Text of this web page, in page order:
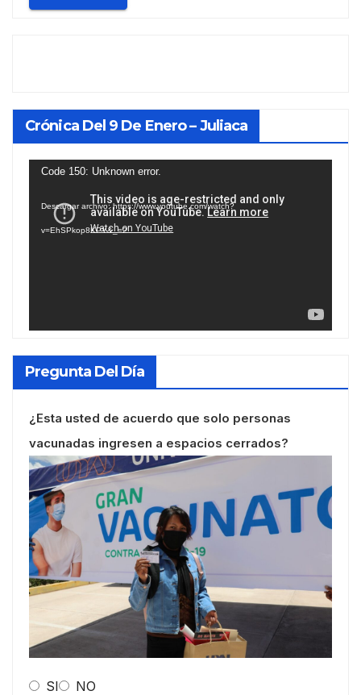
Crónica Del 9 De Enero – Juliaca
Reproductor
vídeo
Code 150: Unknown error.
Descargar archivo: https://www.youtube.com/watch?
v=EhSPkop8KPY&_=2
Pregunta Del Día
¿Esta usted de acuerdo que solo personas
vacunadas ingresen a espacios cerrados?
SI NO